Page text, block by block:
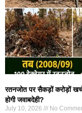
रतनजोत पर सैकड़ों करोड़ों
होगी जवाबदेही?
July 10, 2026 No